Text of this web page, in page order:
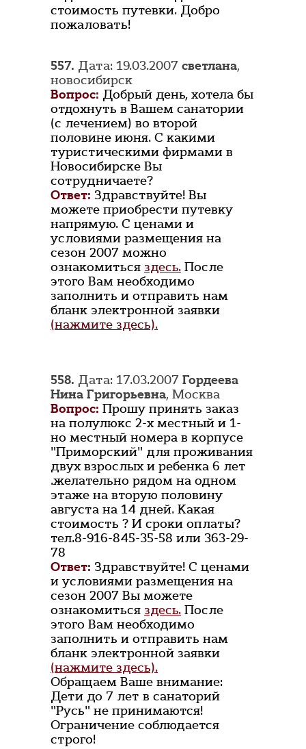
стоимость путевки. Добро
пожаловать!
557. Дата: 19.03.2007 светлана,
новосибирск
Вопрос: Добрый день, хотела бы
отдохнуть в Вашем санатории
(с лечением) во второй
половине июня. С какими
туристическими фирмами в
Новосибирске Вы
сотрудничаете?
Ответ: Здравствуйте! Вы
можете приобрести путевку
напрямую. С ценами и
условиями размещения на
сезон 2007 можно
ознакомиться здесь. После
этого Вам необходимо
заполнить и отправить нам
бланк электронной заявки
(нажмите здесь).
558. Дата: 17.03.2007 Гордеева
Нина Григорьевна, Москва
Вопрос: Прошу принять заказ
на полулюкс 2-х местный и 1-
но местный номера в корпусе
"Приморский" для проживания
двух взрослых и ребенка 6 лет
.желательно рядом на одном
этаже на вторую половину
августа на 14 дней. Какая
стоимость ? И сроки оплаты?
тел.8-916-845-35-58 или 363-29-
78
Ответ: Здравствуйте! С ценами
и условиями размещения на
сезон 2007 Вы можете
ознакомиться здесь. После
этого Вам необходимо
заполнить и отправить нам
бланк электронной заявки
(нажмите здесь).
Обращаем Ваше внимание:
Дети до 7 лет в санаторий
"Русь" не принимаются!
Ограничение соблюдается
строго!